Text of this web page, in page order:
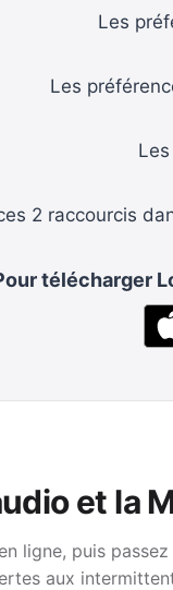
Les
Les
2 raccourcis
télécharger
et la
ligne, puis
aux